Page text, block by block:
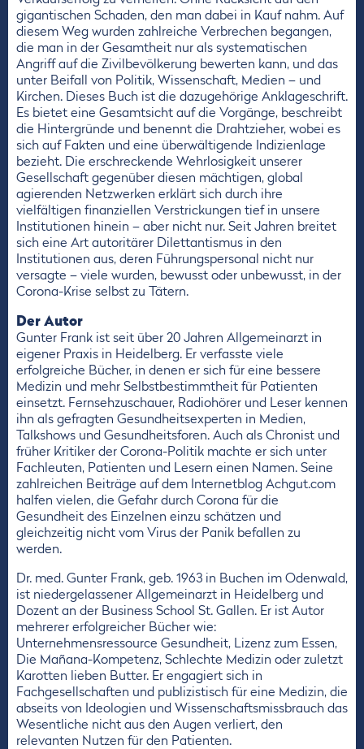
gigantischen Schaden, den man dabei in Kauf nahm. Auf
diesem Weg wurden zahlreiche Verbrechen begangen,
die man in der Gesamtheit nur als systematischen
Angriff auf die Zivilbevölkerung bewerten kann, und das
unter Beifall von Politik, Wissenschaft, Medien – und
Kirchen. Dieses Buch ist die dazugehörige Anklageschrift.
Es bietet eine Gesamtsicht auf die Vorgänge, beschreibt
die Hintergründe und benennt die Drahtzieher, wobei es
sich auf Fakten und eine überwältigende Indizienlage
bezieht. Die erschreckende Wehrlosigkeit unserer
Gesellschaft gegenüber diesen mächtigen, global
agierenden Netzwerken erklärt sich durch ihre
vielfältigen finanziellen Verstrickungen tief in unsere
Institutionen hinein – aber nicht nur. Seit Jahren breitet
sich eine Art autoritärer Dilettantismus in den
Institutionen aus, deren Führungspersonal nicht nur
versagte – viele wurden, bewusst oder unbewusst, in der
Corona-Krise selbst zu Tätern.
Der Autor
Gunter Frank ist seit über 20 Jahren Allgemeinarzt in
eigener Praxis in Heidelberg. Er verfasste viele
erfolgreiche Bücher, in denen er sich für eine bessere
Medizin und mehr Selbstbestimmtheit für Patienten
einsetzt. Fernsehzuschauer, Radiohörer und Leser kennen
ihn als gefragten Gesundheitsexperten in Medien,
Talkshows und Gesundheitsforen. Auch als Chronist und
früher Kritiker der Corona-Politik machte er sich unter
Fachleuten, Patienten und Lesern einen Namen. Seine
zahlreichen Beiträge auf dem Internetblog Achgut.com
halfen vielen, die Gefahr durch Corona für die
Gesundheit des Einzelnen einzu schätzen und
gleichzeitig nicht vom Virus der Panik befallen zu
werden.
Dr. med. Gunter Frank, geb. 1963 in Buchen im Odenwald,
ist niedergelassener Allgemeinarzt in Heidelberg und
Dozent an der Business School St. Gallen. Er ist Autor
mehrerer erfolgreicher Bücher wie:
Unternehmensressource Gesundheit, Lizenz zum Essen,
Die Mañana-Kompetenz, Schlechte Medizin oder zuletzt
Karotten lieben Butter. Er engagiert sich in
Fachgesellschaften und publizistisch für eine Medizin, die
abseits von Ideologien und Wissenschaftsmissbrauch das
Wesentliche nicht aus den Augen verliert, den
relevanten Nutzen für den Patienten.